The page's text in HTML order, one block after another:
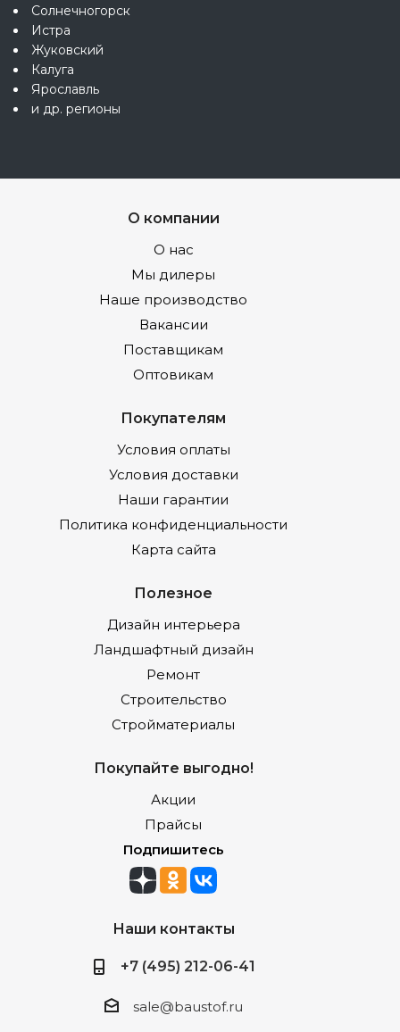
Солнечногорск
Истра
Жуковский
Калуга
Ярославль
и др. регионы
О компании
О нас
Мы дилеры
Наше производство
Вакансии
Поставщикам
Оптовикам
Покупателям
Условия оплаты
Условия доставки
Наши гарантии
Политика конфиденциальности
Карта сайта
Полезное
Дизайн интерьера
Ландшафтный дизайн
Ремонт
Строительство
Стройматериалы
Покупайте выгодно!
Акции
Прайсы
Подпишитесь
Наши контакты
+7 (495) 212-06-41
sale@baustof.ru